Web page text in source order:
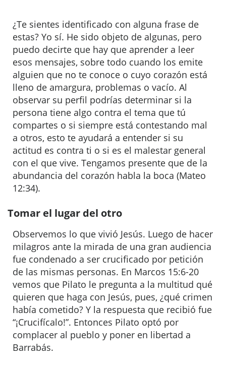
¿Te sientes identificado con alguna frase de
estas? Yo sí. He sido objeto de algunas, pero
puedo decirte que hay que aprender a leer
esos mensajes, sobre todo cuando los emite
alguien que no te conoce o cuyo corazón está
lleno de amargura, problemas o vacío. Al
observar su perfil podrías determinar si la
persona tiene algo contra el tema que tú
compartes o si siempre está contestando mal
a otros, esto te ayudará a entender si su
actitud es contra ti o si es el malestar general
con el que vive. Tengamos presente que de la
abundancia del corazón habla la boca (Mateo
12:34).
Tomar el lugar del otro
Observemos lo que vivió Jesús. Luego de hacer
milagros ante la mirada de una gran audiencia
fue condenado a ser crucificado por petición
de las mismas personas. En Marcos 15:6-20
vemos que Pilato le pregunta a la multitud qué
quieren que haga con Jesús, pues, ¿qué crimen
había cometido? Y la respuesta que recibió fue
“¡Crucifícalo!”. Entonces Pilato optó por
complacer al pueblo y poner en libertad a
Barrabás.